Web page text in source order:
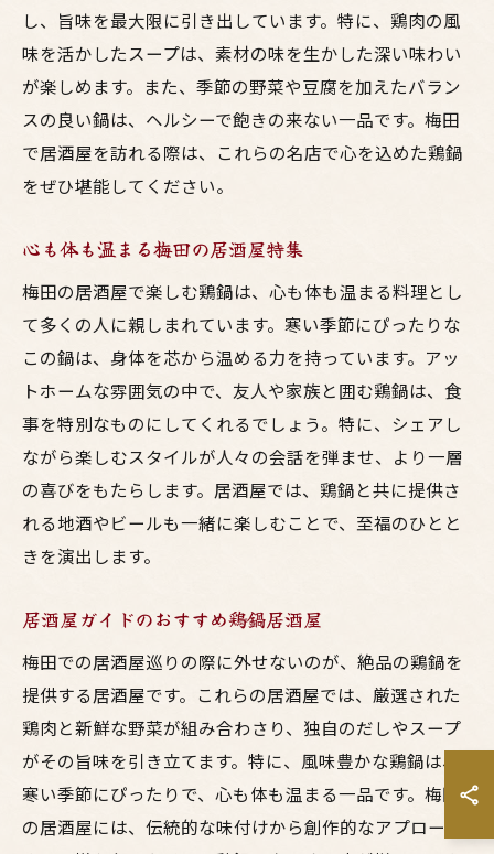
し、旨味を最大限に引き出しています。特に、鶏肉の風
味を活かしたスープは、素材の味を生かした深い味わい
が楽しめます。また、季節の野菜や豆腐を加えたバラン
スの良い鍋は、ヘルシーで飽きの来ない一品です。梅田
で居酒屋を訪れる際は、これらの名店で心を込めた鶏鍋
をぜひ堪能してください。
心も体も温まる梅田の居酒屋特集
梅田の居酒屋で楽しむ鶏鍋は、心も体も温まる料理とし
て多くの人に親しまれています。寒い季節にぴったりな
この鍋は、身体を芯から温める力を持っています。アッ
トホームな雰囲気の中で、友人や家族と囲む鶏鍋は、食
事を特別なものにしてくれるでしょう。特に、シェアし
ながら楽しむスタイルが人々の会話を弾ませ、より一層
の喜びをもたらします。居酒屋では、鶏鍋と共に提供さ
れる地酒やビールも一緒に楽しむことで、至福のひとと
きを演出します。
居酒屋ガイドのおすすめ鶏鍋居酒屋
梅田での居酒屋巡りの際に外せないのが、絶品の鶏鍋を
提供する居酒屋です。これらの居酒屋では、厳選された
鶏肉と新鮮な野菜が組み合わさり、独自のだしやスープ
がその旨味を引き立てます。特に、風味豊かな鶏鍋は、
寒い季節にぴったりで、心も体も温まる一品です。梅田
の居酒屋には、伝統的な味付けから創作的なアプローチ